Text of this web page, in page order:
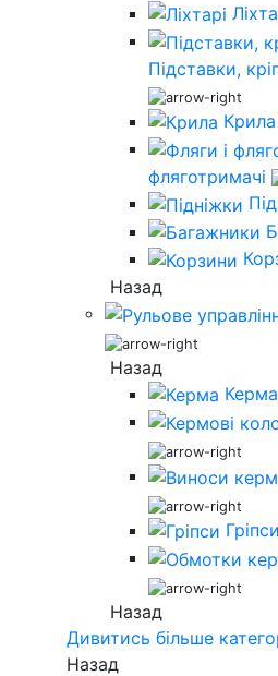
Підставки,
Крила
фляготримачі
Назад
Назад
Керма
Гріпси
Назад
Дивитись більше
Назад